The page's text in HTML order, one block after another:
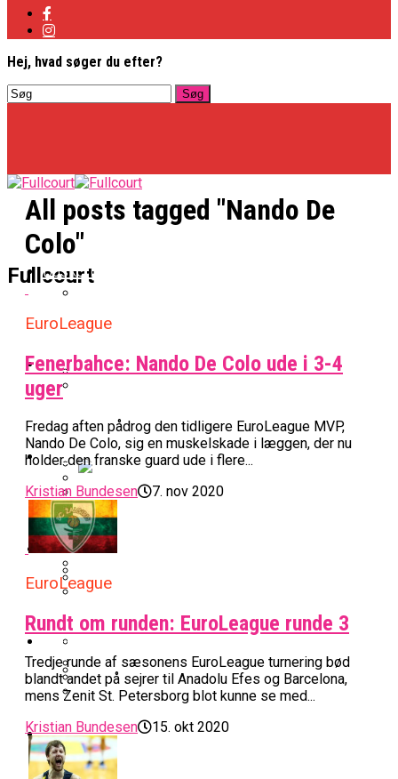
Hej, hvad søger du efter?
Fullcourt
Basketligaen
Officielt: Vejen Gafler Dansker Hos Rabbits
Guard På Plads
Nu Står Det Klart: Den Dag Starter
Basketligaen
Værløse-Komet Skifter Til Den Bedste
Spanske Række
Officielt: Bakken Skal Spille Champions
League-Kvalifikation
NBA
Warriors Forlænger Med Succestræner
Miami Heat Smider Skandaleramt Spiller
På Porten
All-Star Guard Nærmer Sig Comeback
Efter Uhyggelig Skade
EuroLeague
Danskerne Imponerede Torsdag Aften I
EuroLeague
Anders Sommer Scorer Kæmpe Trænerjob
I EuroLeague
Sølv Til Tobias Jensen: Bayern Er Tysk
Mester Efter To Missede Ulm-Matchbolde
Kvindebasketligaen
Karrieren I Schweiz
Efter ‘The Double’: Kvindebasketligaens
MVP Rykker Til Sverige
Podcast
Podcast: “Med Lars Og Torben Som
Trænere, Gav Man Sig 100 Procent”
Video
All posts tagged "Nando De
Colo"
EuroLeague
Fenerbahce: Nando De Colo ude i 3-4
uger
Fredag aften pådrog den tidligere EuroLeague MVP,
Nando De Colo, sig en muskelskade i læggen, der nu
holder den franske guard ude i flere...
Kristian Bundesen
7. nov 2020
EuroLeague
Rundt om runden: EuroLeague runde 3
Tredje runde af sæsonens EuroLeague turnering bød
blandt andet på sejrer til Anadolu Efes og Barcelona,
mens Zenit St. Petersborg blot kunne se med...
Kristian Bundesen
15. okt 2020